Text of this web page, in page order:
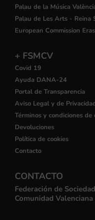
Palau de la Música
Palau de Les Arts - Reina
European Commission
+ FSMCV
Covid 19
Ayuda DANA-24
Portal de Transparencia
Aviso Legal y de
Términos y condiciones de
Devoluciones
Política de cookies
Contacto
CONTACTO
Federación de
Comunidad Valenciana